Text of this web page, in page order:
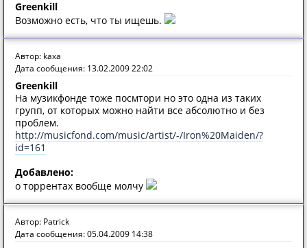
Greenkill
Возможно есть, что ты ищешь.
Автор: kaxa
Дата сообщения: 13.02.2009 22:02
Greenkill
На музикфонде тоже посмтори но это одна из таких
групп, от которых можно найти все абсолютно и без
проблем.
http://musicfond.com/music/artist/-/Iron%20Maiden/?
id=161
Добавлено:
о торрентах вообще молчу
Автор: Patrick
Дата сообщения: 05.04.2009 14:38